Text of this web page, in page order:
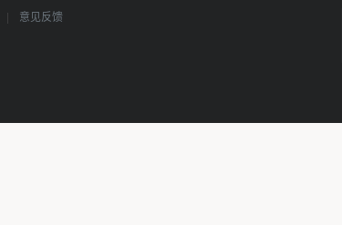
|
意见反馈